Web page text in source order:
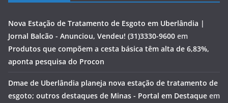
Nova Estação de Tratamento de Esgoto em Uberlândia |
Jornal Balcão - Anunciou, Vendeu! (31)3330-9600 em
Produtos que compõem a cesta básica têm alta de 6,83%,
aponta pesquisa do Procon
Dmae de Uberlândia planeja nova estação de tratamento de
esgoto; outros destaques de Minas - Portal em Destaque em